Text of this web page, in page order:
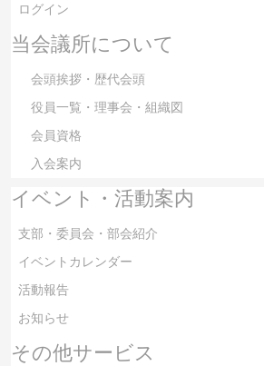
ログイン
当会議所について
会頭挨拶・歴代会頭
役員一覧・理事会・組織図
会員資格
入会案内
イベント・活動案内
支部・委員会・部会紹介
イベントカレンダー
活動報告
お知らせ
その他サービス